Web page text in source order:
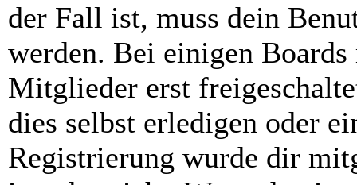
der Fall ist, muss dein
werden. Bei einigen Boards
Mitglieder erst
dies selbst erledigen oder
Registrierung wurde dir